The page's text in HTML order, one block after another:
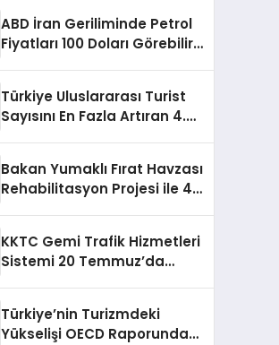
ABD İran Geriliminde Petrol
Fiyatları 100 Doları Görebilir
Türkiye Uluslararası Turist
Sayısını En Fazla Artıran 4.
Bakan Yumaklı Fırat Havzası
Rehabilitasyon Projesi ile 40
KKTC Gemi Trafik Hizmetleri
Sistemi 20 Temmuz’da
Türkiye’nin Turizmdeki
Yükselişi OECD Raporunda